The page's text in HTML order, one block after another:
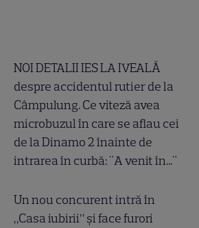
NOI DETALII IES LA IVEALĂ
despre accidentul rutier de la
Câmpulung. Ce viteză avea
microbuzul în care se aflau cei
de la Dinamo 2 înainte de
intrarea în curbă: "A venit în..."
Un nou concurent intră în
„Casa iubirii” și face furori